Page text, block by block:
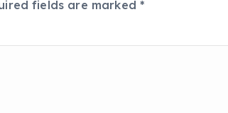
fields are marked*